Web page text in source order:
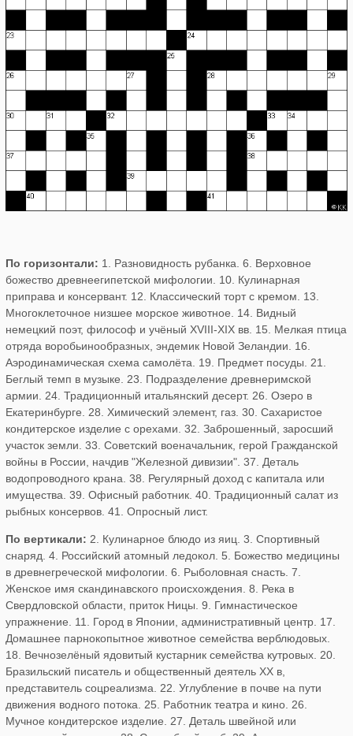
По горизонтали: 1. Разновидность рубанка. 6. Верховное
божество древнеегипетской мифологии. 10. Кулинарная
приправа и консервант. 12. Классический торт с кремом. 13.
Многоклеточное низшее морское животное. 14. Видный
немецкий поэт, философ и учёный XVIII-XIX вв. 15. Мелкая птица
отряда воробьинообразных, эндемик Новой Зеландии. 16.
Аэродинамическая схема самолёта. 19. Предмет посуды. 21.
Беглый темп в музыке. 23. Подразделение древнеримской
армии. 24. Традиционный итальянский десерт. 26. Озеро в
Екатеринбурге. 28. Химический элемент, газ. 30. Сахаристое
кондитерское изделие с орехами. 32. Заброшенный, заросший
участок земли. 33. Советский военачальник, герой Гражданской
войны в России, начдив "Железной дивизии". 37. Деталь
водопроводного крана. 38. Регулярный доход с капитала или
имущества. 39. Офисный работник. 40. Традиционный салат из
рыбных консервов. 41. Опросный лист.
По вертикали: 2. Кулинарное блюдо из яиц. 3. Спортивный
снаряд. 4. Российский атомный ледокол. 5. Божество медицины
в древнегреческой мифологии. 6. Рыболовная снасть. 7.
Женское имя скандинавского происхождения. 8. Река в
Свердловской области, приток Ницы. 9. Гимнастическое
упражнение. 11. Город в Японии, административный центр. 17.
Домашнее парнокопытное животное семейства верблюдовых.
18. Вечнозелёный ядовитый кустарник семейства кутровых. 20.
Бразильский писатель и общественный деятель XX в,
представитель соцреализма. 22. Углубление в почве на пути
движения водного потока. 25. Работник театра и кино. 26.
Мучное кондитерское изделие. 27. Деталь швейной или